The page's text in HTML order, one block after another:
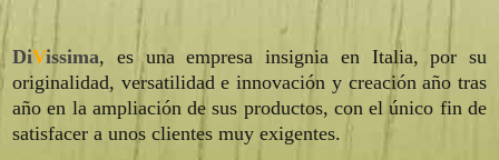
DiVissima, es una empresa insignia en Italia, por su
originalidad, versatilidad e innovación y creación año tras
año en la ampliación de sus productos, con el único fin de
satisfacer a unos clientes muy exigentes.